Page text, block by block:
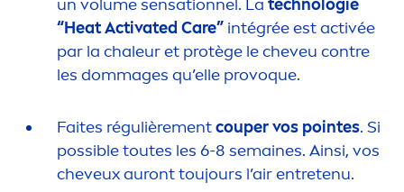
un volumesensationnel. La technologie
“Heat ActivatedCare” intégrée est activée
par la chaleur et protège le cheveu contre
les dommages qu’elle provoque.
Faites régulièrementcoupervos pointes. Si
possible toutes les 6-8 semaines. Ainsi, vos
cheveux auront toujours l’air entretenu.